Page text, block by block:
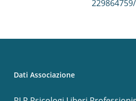
229864759/
Dati Associazione